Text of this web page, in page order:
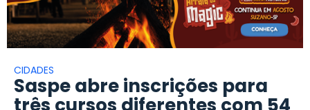
CIDADES
Saspe abre inscrições para